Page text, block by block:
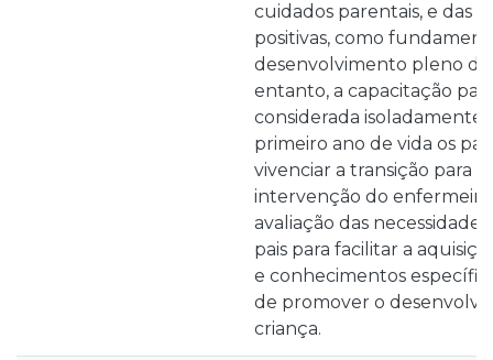
cuidados parentais, e das
positivas, como
desenvolvimento pleno
entanto, a capacitação
considerada isoladamente
primeiro ano de vida os
vivenciar a transição para
intervenção do
avaliação das
pais para facilitar a
e conhecimentos
de promover o
criança.